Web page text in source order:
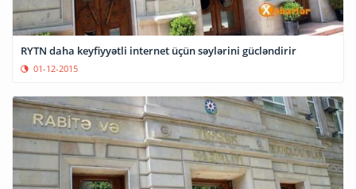
RYTN daha keyfiyyətli internet üçün səylərini gücləndirir
01-12-2015